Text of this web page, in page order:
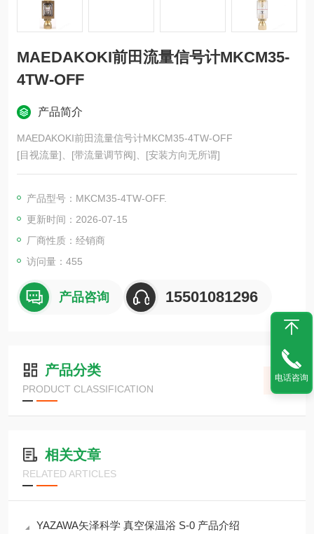
MAEDAKOKI前田流量信号计MKCM35-
4TW-OFF
产品简介
MAEDAKOKI前田流量信号计MKCM35-4TW-OFF
[目视流量]、[带流量调节阀]、[安装方向无所谓]
产品型号：MKCM35-4TW-OFF.
更新时间：2026-07-15
厂商性质：经销商
访问量：455
产品咨询 15501081296
产品分类
PRODUCT CLASSIFICATION
相关文章
RELATED ARTICLES
YAZAWA矢泽科学 真空保温浴 S-0 产品介绍
电话咨询